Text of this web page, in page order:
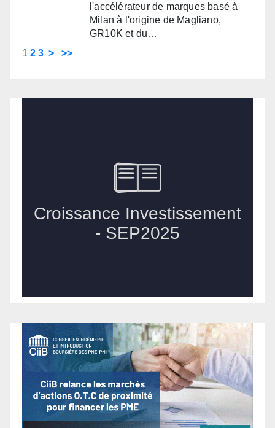
l'accélérateur de marques basé à
Milan à l'origine de Magliano,
GR10K et du…
1 2 3 > >>